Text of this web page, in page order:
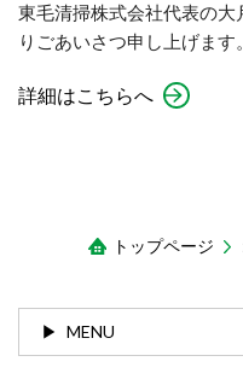
東毛清掃株式会社代表の大
りごあいさつ申し上げます。
詳細はこちらへ
トップページ
MENU